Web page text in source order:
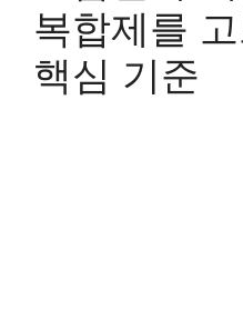
복합제를
핵심 기준